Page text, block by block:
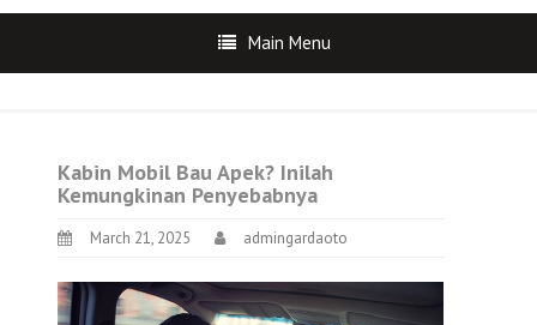
Main Menu
Kabin Mobil Bau Apek? Inilah
Kemungkinan Penyebabnya
March 21, 2025 admingardaoto